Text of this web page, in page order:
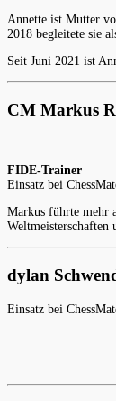
Annette ist Mutter
2018 begleitete sie
Seit Juni 2021 ist
CM Markus
FIDE-Trainer
Einsatz bei
Markus führte mehr
Weltmeisterschaften
dylan
Einsatz bei